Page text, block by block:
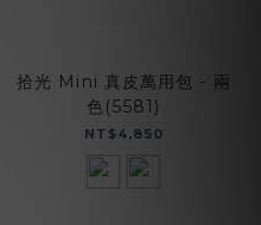
拾光 Mini 真皮萬用包 - 兩
色(5581)
NT$4,850